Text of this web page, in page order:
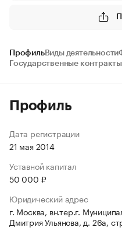
ПрофильВиды деятельности
Государственные контракты
Профиль
Дата регистрации
21 мая 2014
Уставной капитал
50 000 ₽
Юридический адрес
г. Москва, вн.тер.г.
Дмитрия Ульянова, д. 26а,